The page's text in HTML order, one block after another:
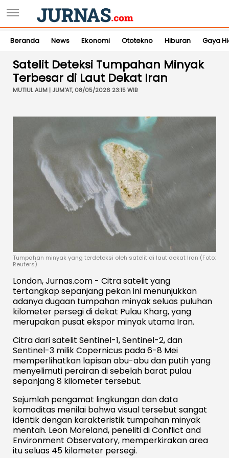
Beranda News Ekonomi Ototekno Hiburan Gaya
Satelit Deteksi Tumpahan Minyak
Terbesar di Laut Dekat Iran
MUTIUL ALIM | JUM'AT, 08/05/2026 23:15 WIB
Tumpahan minyak yang terdeteksi oleh satelit di laut dekat Iran (Foto:
Reuters)
London, Jurnas.com - Citra satelit yang
tertangkap sepanjang pekan ini menunjukkan
adanya dugaan tumpahan minyak seluas puluhan
kilometer persegi di dekat Pulau Kharg, yang
merupakan pusat ekspor minyak utama Iran.
Citra dari satelit Sentinel-1, Sentinel-2, dan
Sentinel-3 milik Copernicus pada 6-8 Mei
memperlihatkan lapisan abu-abu dan putih yang
menyelimuti perairan di sebelah barat pulau
sepanjang 8 kilometer tersebut.
Sejumlah pengamat lingkungan dan data
komoditas menilai bahwa visual tersebut sangat
identik dengan karakteristik tumpahan minyak
mentah. Leon Moreland, peneliti di Conflict and
Environment Observatory, memperkirakan area
itu seluas 45 kilometer persegi.